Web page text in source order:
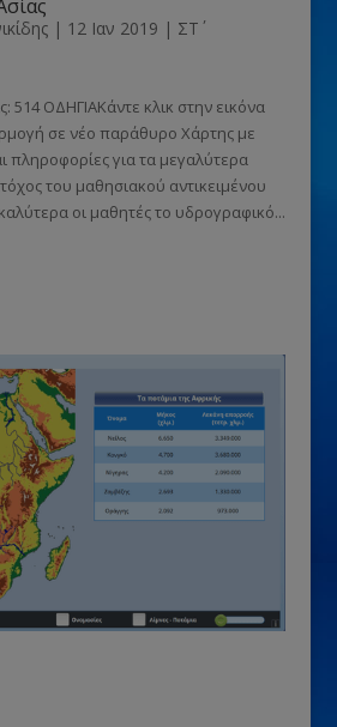
| 12 Ιαν 2019 | ΣΤ΄
514 ΟΔΗΓΙΑΚάντε κλικ στην εικόνα
σε νέο παράθυρο Χάρτης με
πληροφορίες για τα μεγαλύτερα
του μαθησιακού αντικειμένου
οι μαθητές το υδρογραφικό...